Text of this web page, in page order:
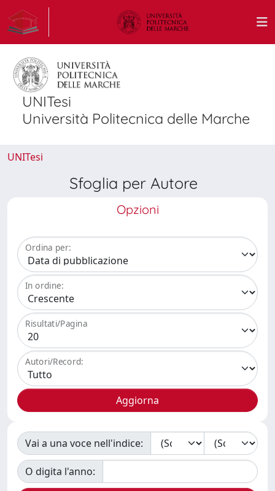
UNITesi
Università Politecnica delle Marche
UNITesi
Sfoglia per Autore
Opzioni
Ordina per:
In ordine:
Risultati/Pagina
Autori/Record:
Vai a una voce nell'indice:
O digita l'anno: